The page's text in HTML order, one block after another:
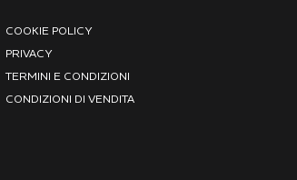
COOKIE POLICY
PRIVACY
TERMINI E CONDIZIONI
CONDIZIONI DI VENDITA